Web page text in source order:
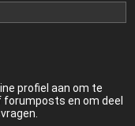
profiel aan om te
en om deel